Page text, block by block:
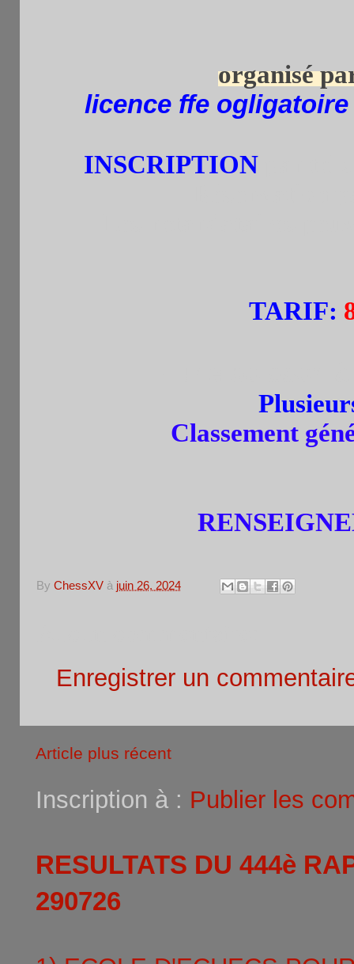
organisé
licence ffe
INSCRIPTION
TARIF:
Classement
By ChessXV à juin 26, 2024
Enregistrer un
Article plus récent
Inscription à : Publier les
RESULTATS DU 444è
290726